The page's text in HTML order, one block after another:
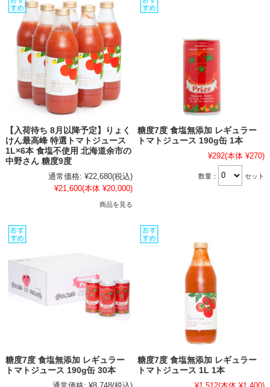
【入荷待ち 8月以降予定】りょく
けん最高峰 特選トマトジュース
1L×6本 食塩不使用 北海道余市の
中野さん 糖度9度
通常価格: ¥22,680(税込)
¥21,600(本体 ¥20,000)
商品を見る
糖度7度 食塩無添加 レギュラー
トマトジュース 190g缶 1本
¥292(本体 ¥270)
数量： セット
糖度7度 食塩無添加 レギュラー
トマトジュース 190g缶 30本
糖度7度 食塩無添加 レギュラー
トマトジュース 1L 1本